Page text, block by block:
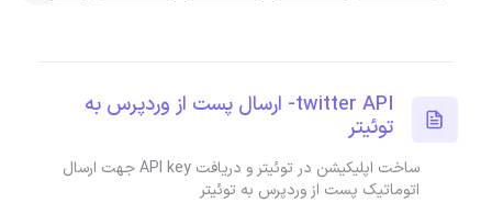
twitter API- ارسال پست از وردپرس به
توئیتر
ساخت اپلیکیشن در توئیتر و دریافت API key جهت ارسال
اتوماتیک پست از وردپرس به توئیتر